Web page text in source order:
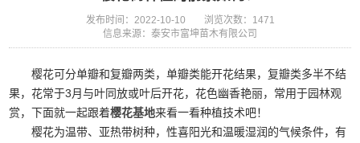
发布时间：2022-10-10
浏览次数：1471
信息来源：泰安市富坤苗木有限公司
樱花可分单瓣和复瓣两类，单瓣类能开花结果，复瓣类多半不结
果，花常于3月与叶同放或叶后开花，花色幽香艳丽，常用于园林观
赏，下面就一起跟着樱花基地来看一看种植技术吧！
樱花为温带、亚热带树种，性喜阳光和温暖湿润的气候条件，有